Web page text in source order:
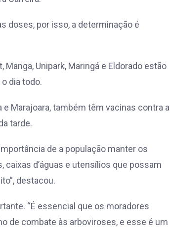
doses, por isso, a determinação é
Unipark, Maringá e Eldorado estão
dia todo.
Marajoara, também têm vacinas contra a
tarde.
de a população manter os
d’águas e utensílios que possam
destacou.
“É essencial que os moradores
de combate às arboviroses, e esse é um